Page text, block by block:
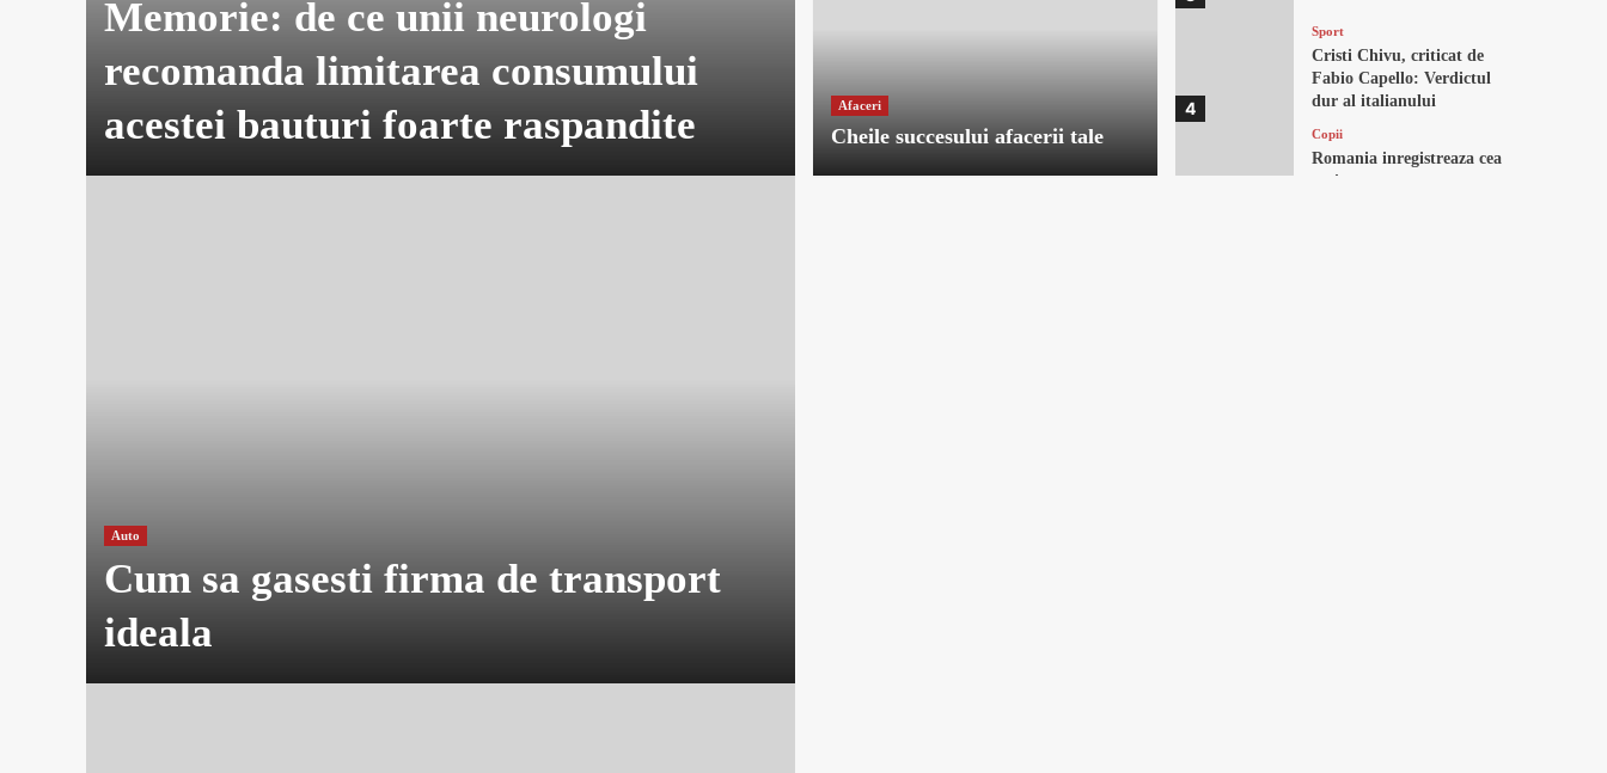
Memorie: de ce unii neurologi
recomanda limitarea consumului
acestei bauturi foarte raspandite
Auto
Cum sa gasesti firma de transport
ideala
Afaceri
Cheile succesului afacerii tale
4
Sport
Cristi Chivu, criticat de
Fabio Capello: Verdictul
dur al italianului
Copii
Romania inregistreaza cea
mai scazuta rata a